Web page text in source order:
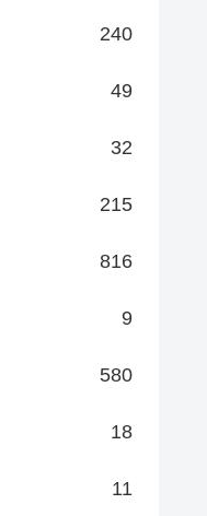
240
49
32
215
816
9
580
18
11